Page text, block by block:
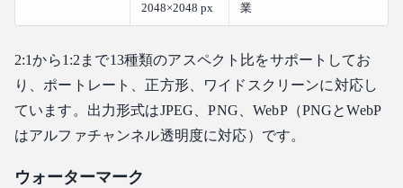
2048×2048 px
業
2:1から1:2まで13種類のアスペクト比をサポートしてお
り、ポートレート、正方形、ワイドスクリーンに対応し
ています。出力形式はJPEG、PNG、WebP（PNGとWebP
はアルファチャンネル透明度に対応）です。
ウォーターマーク